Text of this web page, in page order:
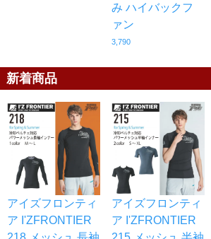
み ハイバックフ
ァン
3,790
新着商品
アイズフロンティ
ア I'ZFRONTIER
アイズフロンティ
ア I'ZFRONTIER